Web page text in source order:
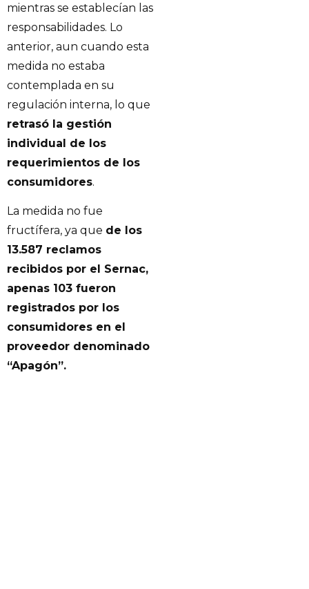
mientras se establecían las
responsabilidades. Lo
anterior, aun cuando esta
medida no estaba
contemplada en su
regulación interna, lo que
retrasó la gestión
individual de los
requerimientos de los
consumidores.
La medida no fue
fructífera, ya que de los
13.587 reclamos
recibidos por el Sernac,
apenas 103 fueron
registrados por los
consumidores en el
proveedor denominado
“Apagón”.